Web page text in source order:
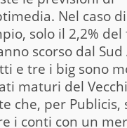
Nel caso
solo il 2,2%
scorso dal
e tre i big sono
maturi del
che, per Publicis,
i conti con un